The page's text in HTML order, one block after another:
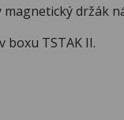
držák
boxu TSTAK II.